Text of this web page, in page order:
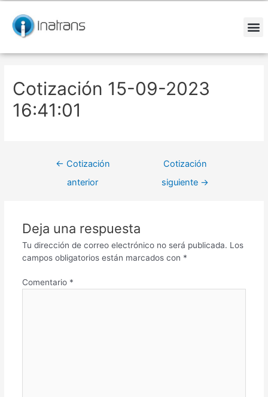
contenido
Cotización 15-09-2023
16:41:01
de
entradas
← Cotización
anterior
Cotización
siguiente →
Deja una respuesta
Tu dirección de correo electrónico no será publicada. Los
campos obligatorios están marcados con *
Comentario *